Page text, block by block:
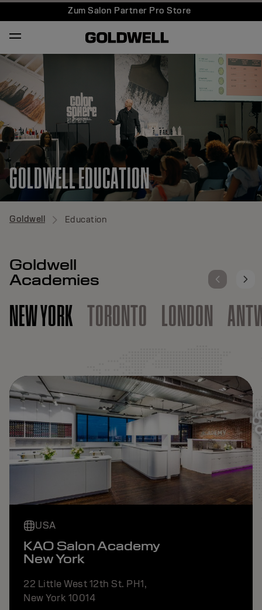
Zum Salon Partner Pro Store
GOLDWELL EDUCATION
Goldwell Education
Goldwell
Academies
NEW YORK TORONTO LONDON
USA
KAO Salon Academy
New York
22 Little West 12th St. PH1,
New York 10014
KAO SALON ACADEMY
NEW YORK